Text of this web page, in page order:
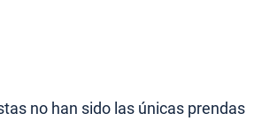
no han sido las únicas prendas